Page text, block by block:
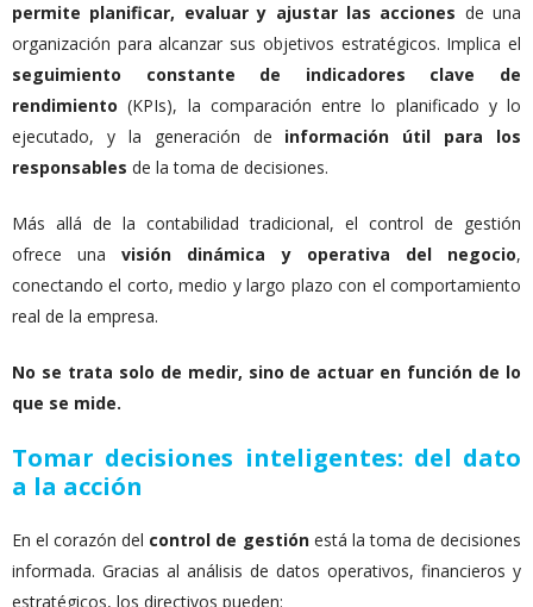
permite planificar, evaluar y ajustar las acciones de una
organización para alcanzar sus objetivos estratégicos. Implica el
seguimiento constante de indicadores clave de
rendimiento (KPIs), la comparación entre lo planificado y lo
ejecutado, y la generación de información útil para los
responsables de la toma de decisiones.
Más allá de la contabilidad tradicional, el control de gestión
ofrece unavisión dinámica y operativa del negocio,
conectando el corto, medio y largo plazo con el comportamiento
real de la empresa.
No se trata solo de medir, sino de actuar en función de lo
que se mide.
Tomar decisiones inteligentes: del dato
a la acción
En el corazón del control de gestiónestá la toma de decisiones
informada. Gracias al análisis de datos operativos, financieros y
estratégicos, los directivos pueden: